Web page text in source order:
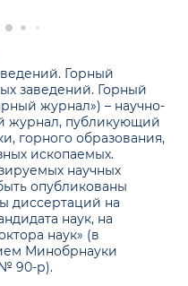
Горный
заведений. Горный
журнал») – научно-
журнал, публикующий
горного образования,
ископаемых.
научных
опубликованы
диссертаций на
наук, на
наук» (в
Минобрнауки
№ 90-р).